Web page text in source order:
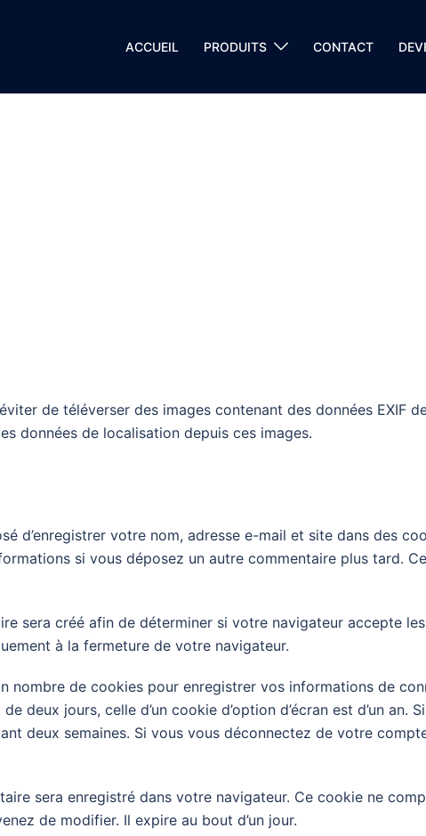
ACCUEIL PRODUITS CONTACT
de téléverser des images contenant des données EXIF
données de localisation depuis ces images.
d’enregistrer votre nom, adresse e-mail et site dans des
si vous déposez un autre commentaire plus tard.
sera créé afin de déterminer si votre navigateur accepte
à la fermeture de votre navigateur.
nombre de cookies pour enregistrer vos informations de
deux jours, celle d’un cookie d’option d’écran est d’un an.
deux semaines. Si vous vous déconnectez de votre
sera enregistré dans votre navigateur. Ce cookie ne
de modifier. Il expire au bout d’un jour.